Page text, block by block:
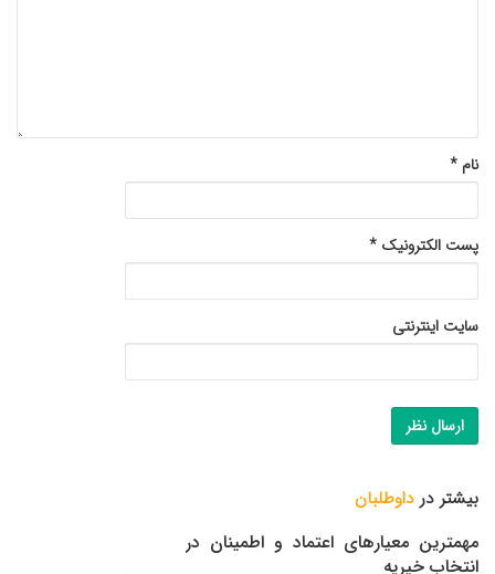
نام *
پست الکترونیک *
سایت اینترنتی
بیشتر در داوطلبان
مهمترین معیارهای اعتماد و اطمینان در
انتخاب خیریه